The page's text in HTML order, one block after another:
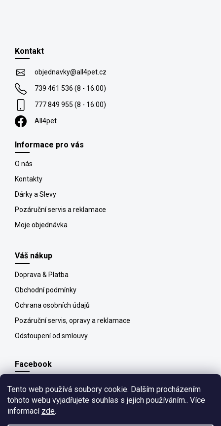
Tento web používá soubory cookie. Dalším procházením
tohoto webu vyjadřujete souhlas s jejich používáním.. Více
informací zde.
Kontakt
objednavky@all4pet.cz
739 461 536 (8 - 16:00)
777 849 955 (8 - 16:00)
All4pet
Informace pro vás
O nás
Kontakty
Dárky a Slevy
Pozáruční servis a reklamace
Moje objednávka
Váš nákup
Doprava & Platba
Obchodní podmínky
Ochrana osobních údajů
Pozáruční servis, opravy a reklamace
Odstoupení od smlouvy
Facebook
Copyright 2026All4pet. Všechna práva vyhrazena.Upravit nastavení